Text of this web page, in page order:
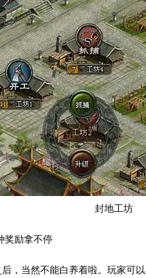
封地工坊
励拿不停
当然不能白养着啦。玩家可以